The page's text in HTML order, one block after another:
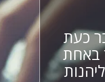
כעת
באחת